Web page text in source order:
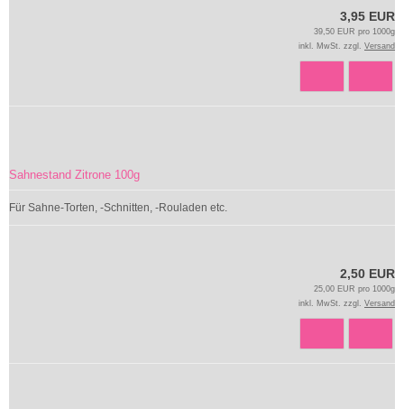
3,95 EUR
39,50 EUR pro 1000g
inkl. MwSt. zzgl. Versand
Sahnestand Zitrone 100g
Für Sahne-Torten, -Schnitten, -Rouladen etc.
2,50 EUR
25,00 EUR pro 1000g
inkl. MwSt. zzgl. Versand